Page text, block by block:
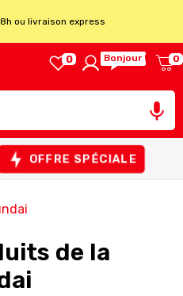
ou livraison express
0 Bonjour ! 0

OFFRE SPÉCIALE
de la